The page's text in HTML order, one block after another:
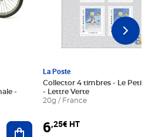
Ajouter au panier
La Poste
Collector 4 timbres - Le Petit
- Lettre Verte
20g / France
6,25€ HT